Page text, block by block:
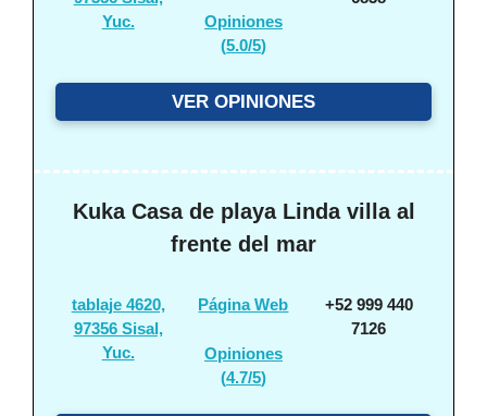
Yuc.
Opiniones
(5.0/5)
VER OPINIONES
Kuka Casa de playa Linda villa al
frente del mar
tablaje 4620,
97356 Sisal,
Yuc.
Página Web
Opiniones
(4.7/5)
+52 999 440
7126